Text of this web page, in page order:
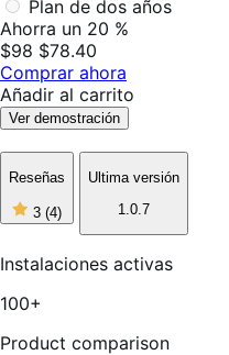
Plan de dos años
Ahorra un 20 %
$98 $78.40
Comprar ahora
Añadir al carrito
Ver demostración
Reseñas
3 (4)3
de
estrellas,
4
Ultima versión
1.0.7
Instalaciones activas
100+
Product comparison